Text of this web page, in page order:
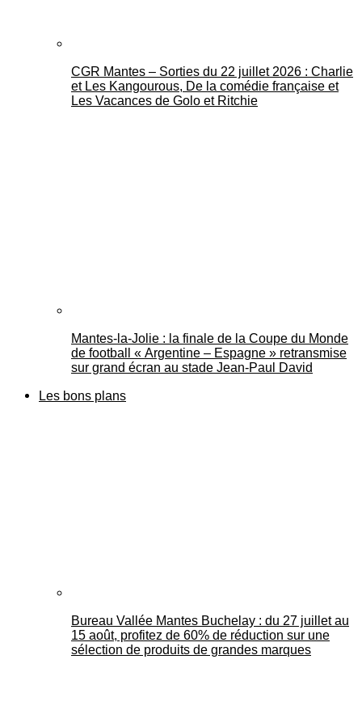
CGR Mantes – Sorties du 22 juillet 2026 : Charlie
et Les Kangourous, De la comédie française et
Les Vacances de Golo et Ritchie
Mantes-la-Jolie : la finale de la Coupe du Monde
de football « Argentine – Espagne » retransmise
sur grand écran au stade Jean-Paul David
Les bons plans
Bureau Vallée Mantes Buchelay : du 27 juillet au
15 août, profitez de 60% de réduction sur une
sélection de produits de grandes marques